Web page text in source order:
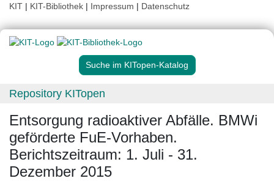
KIT | KIT-Bibliothek | Impressum | Datenschutz
Suche im KITopen-Katalog
Repository KITopen
Entsorgung radioaktiver Abfälle. BMWi
geförderte FuE-Vorhaben.
Berichtszeitraum: 1. Juli - 31.
Dezember 2015